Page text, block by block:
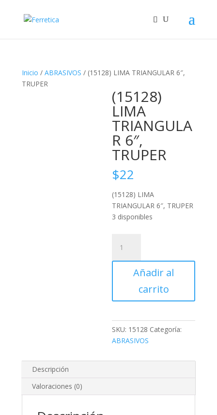
Inicio / ABRASIVOS / (15128) LIMA TRIANGULAR 6″,
TRUPER
(15128)
LIMA
TRIANGULA
R 6″,
TRUPER
$22
(15128) LIMA
TRIANGULAR 6″, TRUPER
3 disponibles
LIMA
TRIANGULAR
Añadir al
carrito
SKU: 15128 Categoría:
ABRASIVOS
Descripción
Valoraciones (0)